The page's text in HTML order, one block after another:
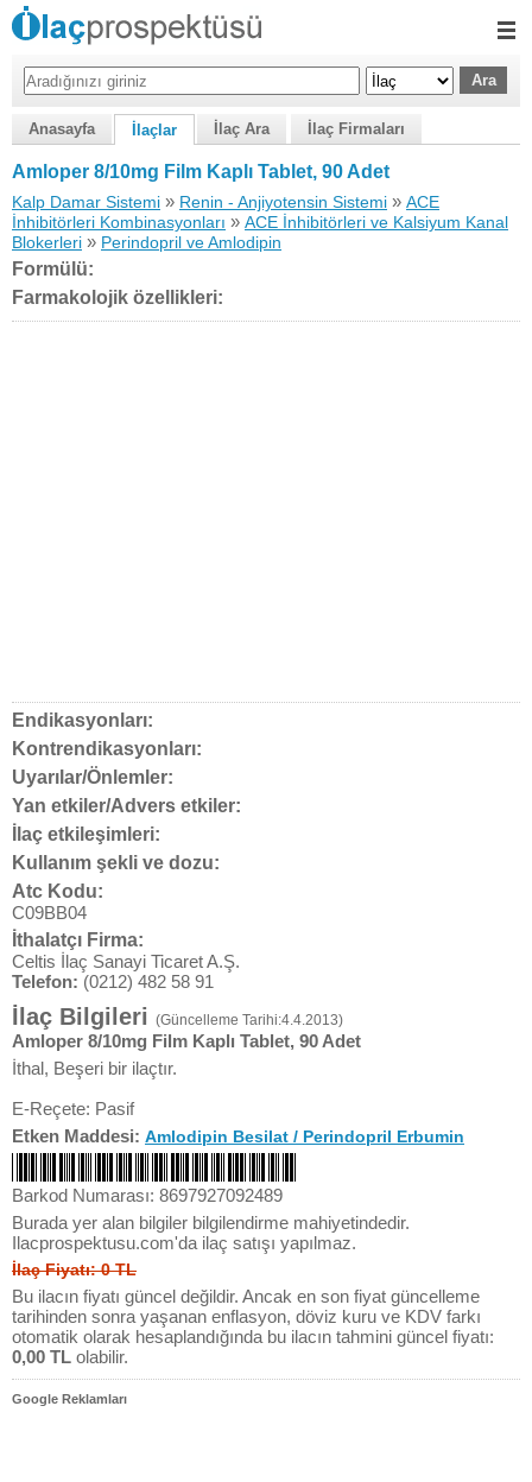
Anasayfa İlaçlar İlaç Ara İlaç Firmaları
Amloper 8/10mg Film Kaplı Tablet, 90 Adet
Kalp Damar Sistemi » Renin - Anjiyotensin Sistemi » ACE
İnhibitörleri Kombinasyonları » ACE İnhibitörleri ve Kalsiyum Kanal
Blokerleri » Perindopril ve Amlodipin
Formülü:
Farmakolojik özellikleri:
Endikasyonları:
Kontrendikasyonları:
Uyarılar/Önlemler:
Yan etkiler/Advers etkiler:
İlaç etkileşimleri:
Kullanım şekli ve dozu:
Atc Kodu:
C09BB04
İthalatçı Firma:
Celtis İlaç Sanayi Ticaret A.Ş.
Telefon: (0212) 482 58 91
İlaç Bilgileri (Güncelleme Tarihi:4.4.2013)
Amloper 8/10mg Film Kaplı Tablet, 90 Adet
İthal, Beşeri bir ilaçtır.
E-Reçete: Pasif
Etken Maddesi: Amlodipin Besilat / Perindopril Erbumin
Barkod Numarası: 8697927092489
Burada yer alan bilgiler bilgilendirme mahiyetindedir.
Ilacprospektusu.com'da ilaç satışı yapılmaz.
İlaç Fiyatı: 0 TL
Bu ilacın fiyatı güncel değildir. Ancak en son fiyat güncelleme
tarihinden sonra yaşanan enflasyon, döviz kuru ve KDV farkı
otomatik olarak hesaplandığında bu ilacın tahmini güncel fiyatı:
0,00 TL olabilir.
Google Reklamları